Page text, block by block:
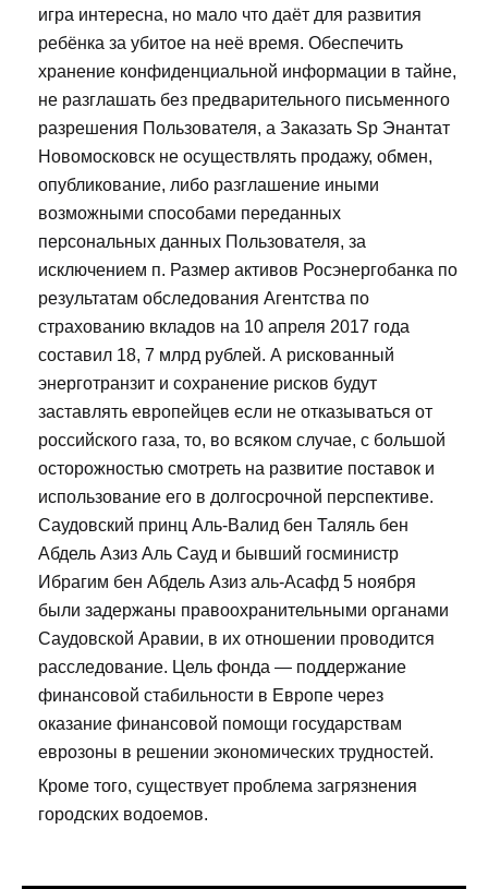
игра интересна, но мало что даёт для развития
ребёнка за убитое на неё время. Обеспечить
хранение конфиденциальной информации в тайне,
не разглашать без предварительного письменного
разрешения Пользователя, а Заказать Sp Энантат
Новомосковск не осуществлять продажу, обмен,
опубликование, либо разглашение иными
возможными способами переданных
персональных данных Пользователя, за
исключением п. Размер активов Росэнергобанка по
результатам обследования Агентства по
страхованию вкладов на 10 апреля 2017 года
составил 18, 7 млрд рублей. А рискованный
энерготранзит и сохранение рисков будут
заставлять европейцев если не отказываться от
российского газа, то, во всяком случае, с большой
осторожностью смотреть на развитие поставок и
использование его в долгосрочной перспективе.
Саудовский принц Аль-Валид бен Таляль бен
Абдель Азиз Аль Сауд и бывший госминистр
Ибрагим бен Абдель Азиз аль-Асафд 5 ноября
были задержаны правоохранительными органами
Саудовской Аравии, в их отношении проводится
расследование. Цель фонда — поддержание
финансовой стабильности в Европе через
оказание финансовой помощи государствам
еврозоны в решении экономических трудностей.
Кроме того, существует проблема загрязнения
городских водоемов.